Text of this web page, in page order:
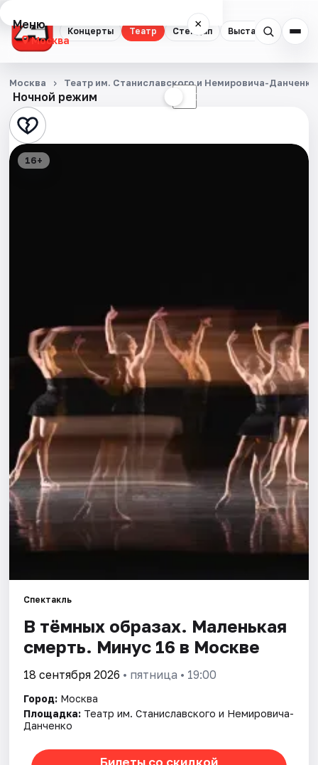
Концерты Театр Стендап Выставки
Меню ×
Москва
Концерты
Театр
Стендап
Города
Площадки
Артисты
Рейтинги
Ночной режим ☾
Москва Театр им. Станиславского и Немировича­-Данченко
16+
Спектакль
В тёмных образах. Маленькая
смерть. Минус 16 в Москве
18 сентября 2026 • пятница • 19:00
Город: Москва
Площадка: Театр им. Станиславского и Немировича­-
Данченко